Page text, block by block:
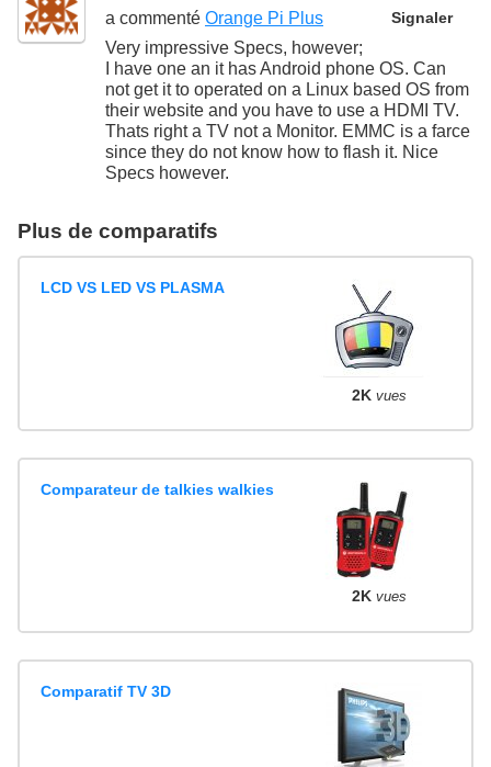
Signaler
a commenté Orange Pi Plus
Very impressive Specs, however;
I have one an it has Android phone OS. Can
not get it to operated on a Linux based OS from
their website and you have to use a HDMI TV.
Thats right a TV not a Monitor. EMMC is a farce
since they do not know how to flash it. Nice
Specs however.
Plus de comparatifs
LCD VS LED VS PLASMA
2K vues
Comparateur de talkies walkies
2K vues
Comparatif TV 3D